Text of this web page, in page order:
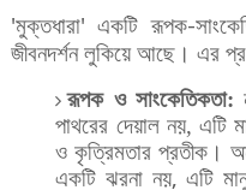
'মুক্তধারা'একটি রূপক-
জীবনদর্শন লুকিয়ে আছে। এর
রূপক ও সাংকেতিকতা:
পাথরের দেয়াল নয়, এটি
ও কৃত্রিমতার প্রতীক।
একটি ঝরনা নয়,এটি